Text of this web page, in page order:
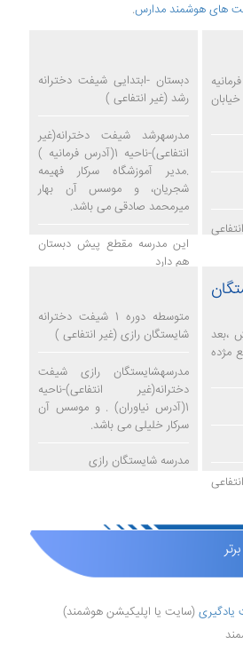
های هوشمند مدارس.
دبستان -ابتدایی شیفت دخترانه
رشد (غیر انتفاعی )
مدرسهرشد شیفت دخترانه(غیر
انتفاعی)-ناحیه 1(آدرس فرمانیه )
.مدیر آموزشگاه سرکار فهیمه
شجریان، و موسس آن بهار
میرمحمد صادقی می باشد.
این مدرسه مقطع پیش دبستان
هم دارد
،بعد
مژده
غیر انتفاعی
متوسطه دوره 1 شیفت دخترانه
شایستگان رازی (غیر انتفاعی )
مدرسهشایستگان رازی شیفت
دخترانه(غیر انتفاعی)-ناحیه
1(آدرس نیاوران) . و موسس آن
سرکار خلیلی می باشد.
مدرسه شایستگان رازی
یادگیری (سایت یا اپلیکیشن هوشمند)